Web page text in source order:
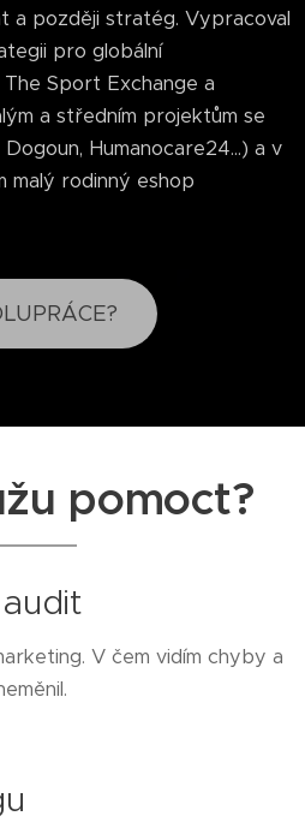
a později stratég. Vypracoval
pro globální
Sport Exchange a
a středním projektům se
Humanocare24...) a v
malý rodinný eshop
pomoct?
V čem vidím chyby a